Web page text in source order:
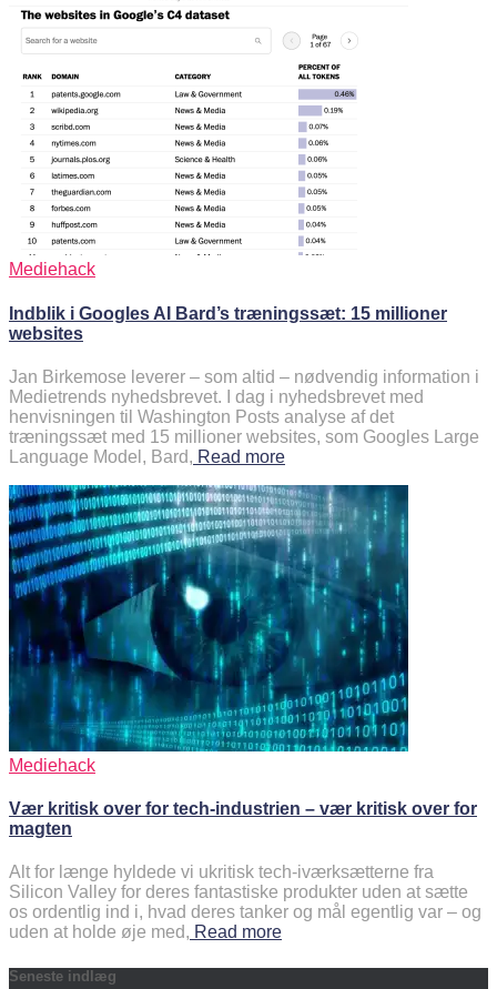
Mediehack
Indblik i Googles AI Bard’s træningssæt: 15 millioner
websites
Jan Birkemose leverer – som altid – nødvendig information i
Medietrends nyhedsbrevet. I dag i nyhedsbrevet med
henvisningen til Washington Posts analyse af det
træningssæt med 15 millioner websites, som Googles Large
Language Model, Bard, Read more
Mediehack
Vær kritisk over for tech-industrien – vær kritisk over for
magten
Alt for længe hyldede vi ukritisk tech-iværksætterne fra
Silicon Valley for deres fantastiske produkter uden at sætte
os ordentlig ind i, hvad deres tanker og mål egentlig var – og
uden at holde øje med, Read more
Seneste indlæg